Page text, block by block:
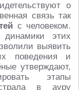
о
связь так
с человеком.
динамики этих
выявить
поведения и
утверждают,
этапы
в ауру